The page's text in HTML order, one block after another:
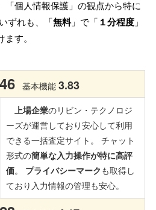
「個人情報保護」の観点から特に
ずれも、「無料」で「 １分程度 」
す。